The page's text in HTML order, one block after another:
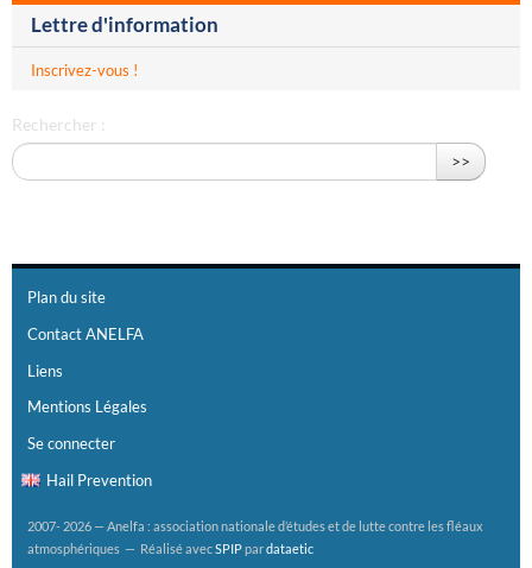
Lettre d'information
Inscrivez-vous !
Rechercher :
>>
Plan du site
Contact ANELFA
Liens
Mentions Légales
Se connecter
Hail Prevention
2007- 2026 — Anelfa : association nationale d’études et de lutte contre les fléaux
atmosphériques — Réalisé avecSPIPpardataetic